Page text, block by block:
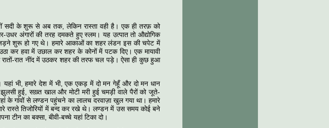
सदी के शुरू से अब तक, लेकिन रास्ता वही है। एक ही तरफ़ को
अंगारों की तरह दमकते हुए स्लम। यह उत्पात तो औद्योगिक
शुरू हो गए थे। हमारे आकाओं का शहर लंडन इस की चपेट में
कर हवा में उछाल कर शहर के कोनों में पटक दिए। एक मायावी
रात नींद में उठकर शहर की तरफ चल पड़े। ऐसा ही कुछ हुआ
भी, हमारे देश में भी, एक एकड़ में दो मन गेहूँ और दो मन धान
झुलसी हुई, सख़्त खाल और मोटी मरी हुई चमड़ी वाले पैरों को जूते-
के गांवों से लण्डन पहुंचने का लालच दरवाज़ा खुल गया था। हमारे
रास्ते तिजोरियों में बन्द कर रखे थे। लण्डन में उस समय कोई बने
टीन का बक्सा, बीवी-बच्चे यहां टिका दो।